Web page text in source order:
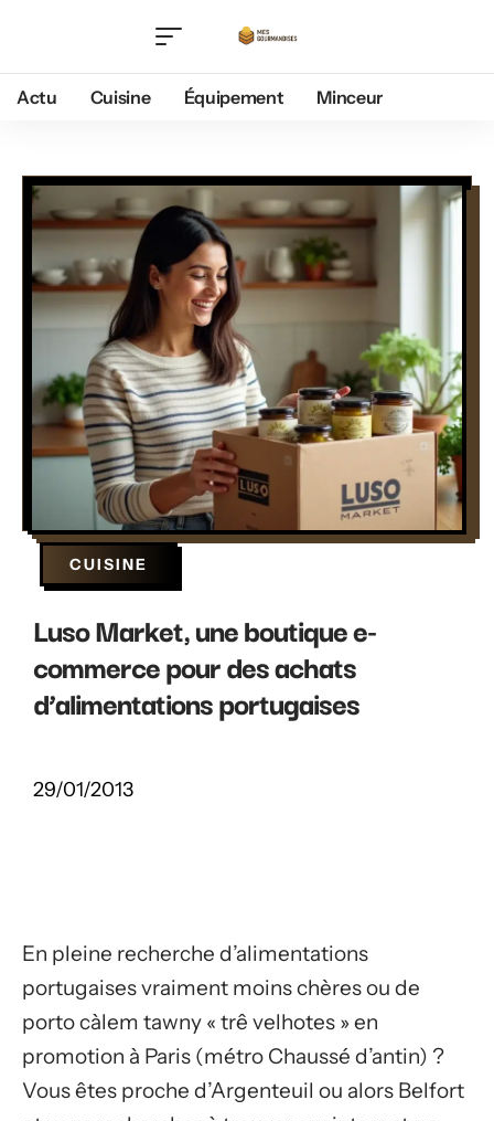
Actu Cuisine Équipement Minceur
CUISINE
Luso Market, une boutique e-
commerce pour des achats
d’alimentations portugaises
29/01/2013
En pleine recherche d’alimentations
portugaises vraiment moins chères ou de
porto càlem tawny « trê velhotes » en
promotion à Paris (métro Chaussé d’antin) ?
Vous êtes proche d’Argenteuil ou alors Belfort